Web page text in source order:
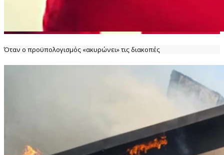
Όταν ο προϋπολογισμός «ακυρώνει» τις διακοπές